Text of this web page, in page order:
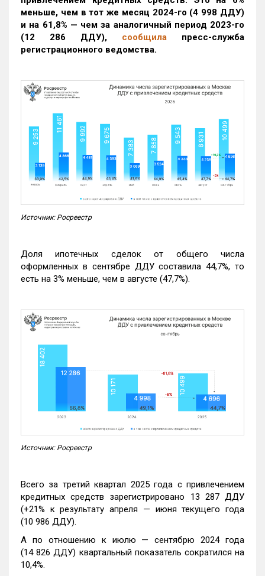
меньше, чем в тот же месяц 2024-го (4 998 ДДУ)
и на 61,8% — чем за аналогичный период 2023-го
(12 286 ДДУ), сообщила пресс-служба
регистрационного ведомства.
Источник: Росреестр
Доля ипотечных сделок от общего числа
оформленных в сентябре ДДУ составила 44,7%, то
есть на 3% меньше, чем в августе (47,7%).
Источник: Росреестр
Всего за третий квартал 2025 года с привлечением
кредитных средств зарегистрировано 13 287 ДДУ
(+21% к результату апреля — июня текущего года
(10 986 ДДУ).
А по отношению к июлю — сентябрю 2024 года
(14 826 ДДУ) квартальный показатель сократился на
10,4%.